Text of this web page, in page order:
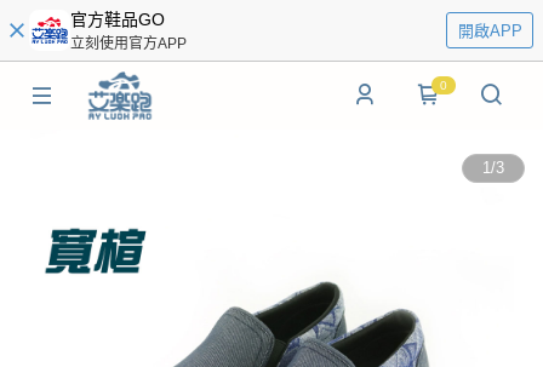
官方鞋品GO
立刻使用官方APP
開啟APP
0
1/3